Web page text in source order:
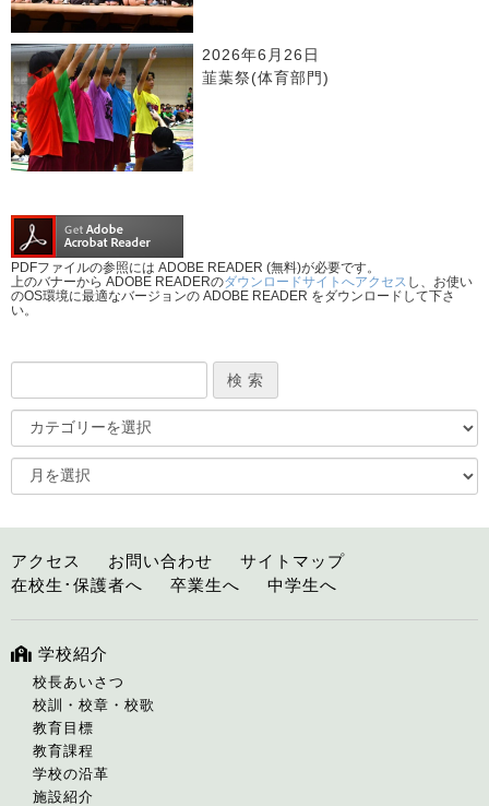
2026年6月26日
韮葉祭(体育部門)
PDFファイルの参照には ADOBE READER (無料)が必要です。
上のバナーから ADOBE READERのダウンロードサイトへアクセス し、お使い
のOS環境に最適なバージョンの ADOBE READER をダウンロードして下さ
い。
アクセス お問い合わせ
サイトマップ
在校生･保護者へ
卒業生へ 中学生へ
学校紹介
校長あいさつ
校訓・校章・校歌
教育目標
教育課程
学校の沿革
施設紹介